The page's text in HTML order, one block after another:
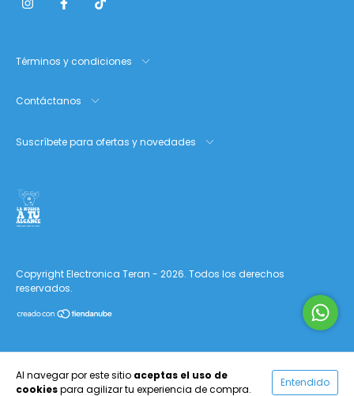
Al navegar por este sitio aceptas el uso de
cookiespara agilizar tu experiencia de compra.
Entendido
Términos y condiciones
Contáctanos
Suscríbete para ofertas y novedades
Copyright Electronica Teran - 2026. Todos los derechos
reservados.